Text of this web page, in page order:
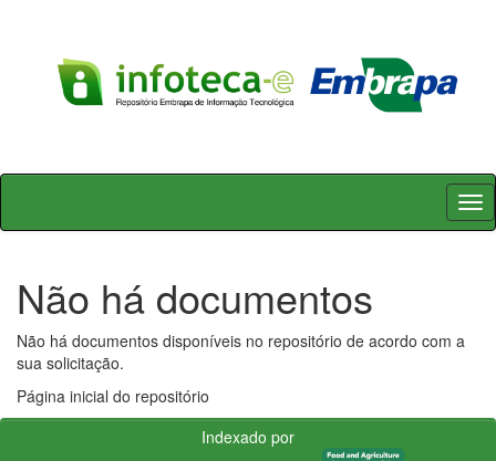
Skip
Não há documentos
Não há documentos disponíveis no repositório de acordo com a
sua solicitação.
Página inicial do repositório
Indexado por